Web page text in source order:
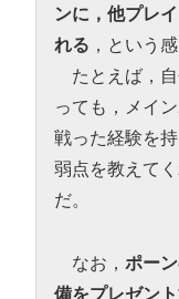
ンに，他プレ
れる ，という感
たとえば，自
っても，メイ
戦った経験を
弱点を教えて
だ。
なお， ポー
備をプレゼン